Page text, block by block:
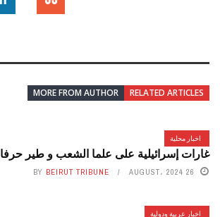
RELATED ARTICLES
MORE FROM AUTHOR
اخبار محلية
غارات إسرائيلية على علما الشعب و طير حرفا
26 AUGUST، 2024 BY BEIRUT TRIBUNE
اخبار عربية ودولية